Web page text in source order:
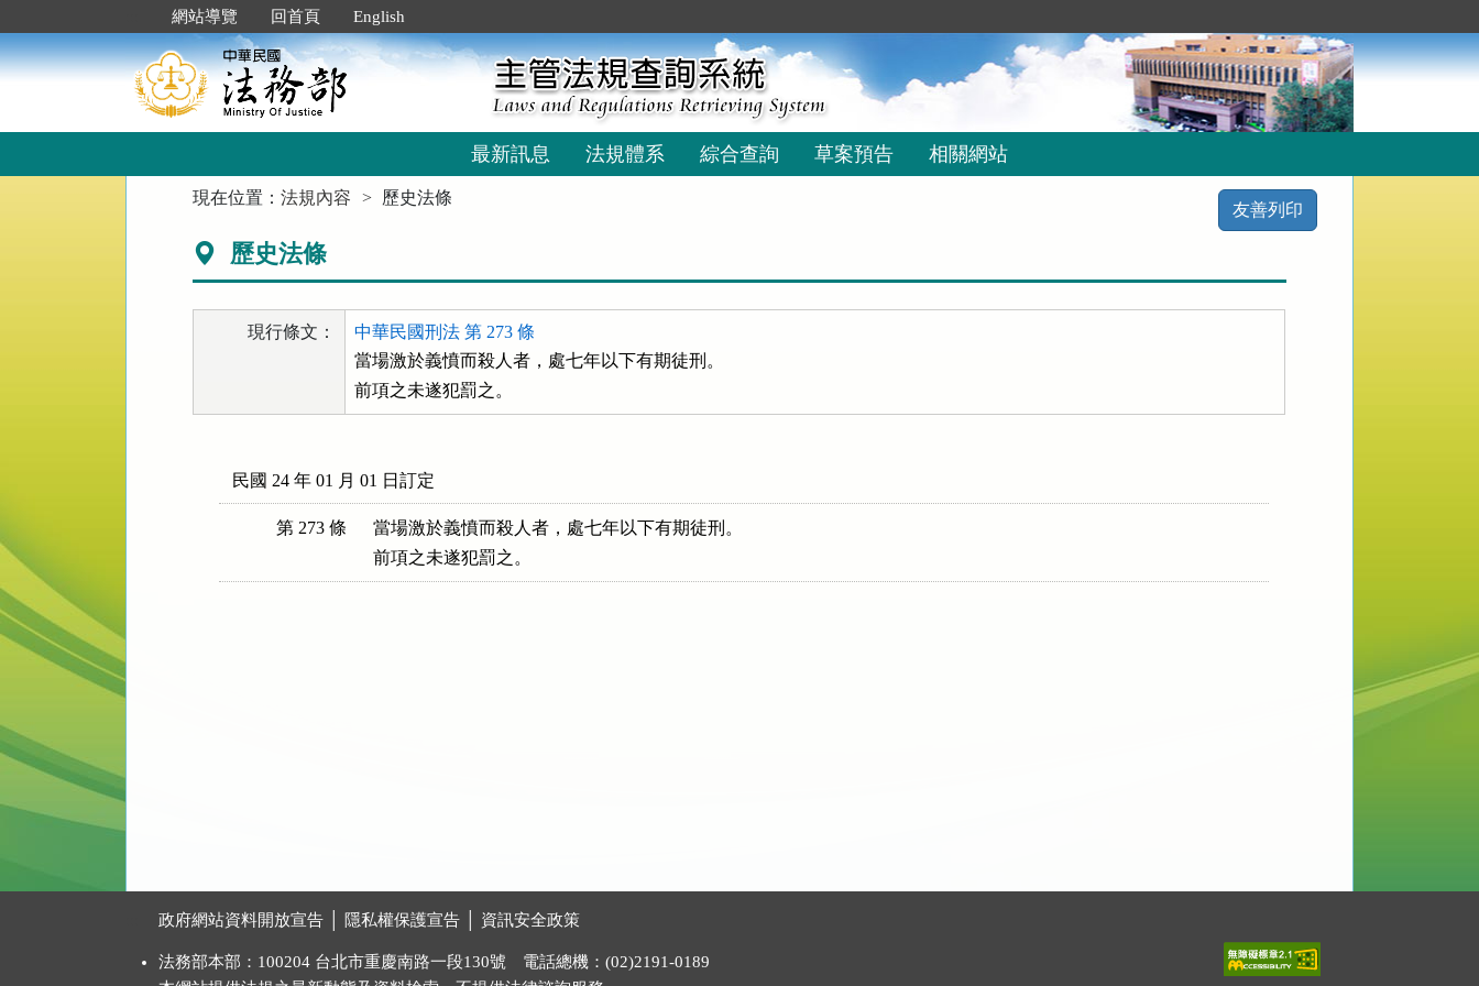
到
主
要
網站導覽 回首頁 English
最新訊息 法規體系 綜合查詢 草案預告 相關網站
現在位置：法規內容 歷史法條
友善列印
歷史法條
現行條文：
中華民國刑法 第 273 條
當場激於義憤而殺人者，處七年以下有期徒刑。
前項之未遂犯罰之。
民國 24 年 01 月 01 日訂定
第 273 條
當場激於義憤而殺人者，處七年以下有期徒刑。
前項之未遂犯罰之。
政府網站資料開放宣告 隱私權保護宣告 資訊安全政策
法務部本部：100204 台北市重慶南路一段130號 電話總機：(02)2191-0189